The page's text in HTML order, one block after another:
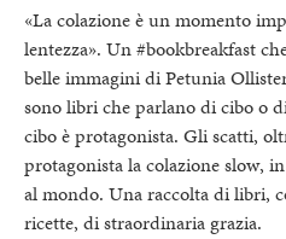
«La colazione è un momento
lentezza». Un #bookbreakfast
belle immagini di Petunia
sono libri che parlano di cibo o
cibo è protagonista. Gli scatti,
protagonista la colazione slow,
al mondo. Una raccolta di libri,
ricette, di straordinaria grazia.